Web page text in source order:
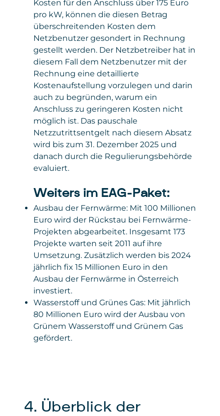
Kosten für den Anschluss über 175 Euro
pro kW, können die diesen Betrag
überschreitenden Kosten dem
Netzbenutzer gesondert in Rechnung
gestellt werden. Der Netzbetreiber hat in
diesem Fall dem Netzbenutzer mit der
Rechnung eine detaillierte
Kostenaufstellung vorzulegen und darin
auch zu begründen, warum ein
Anschluss zu geringeren Kosten nicht
möglich ist. Das pauschale
Netzzutrittsentgelt nach diesem Absatz
wird bis zum 31. Dezember 2025 und
danach durch die Regulierungsbehörde
evaluiert.
Weiters im EAG-Paket:
Ausbau der Fernwärme: Mit 100 Millionen
Euro wird der Rückstau bei Fernwärme-
Projekten abgearbeitet. Insgesamt 173
Projekte warten seit 2011 auf ihre
Umsetzung. Zusätzlich werden bis 2024
jährlich fix 15 Millionen Euro in den
Ausbau der Fernwärme in Österreich
investiert.
Wasserstoff und Grünes Gas: Mit jährlich
80 Millionen Euro wird der Ausbau von
Grünem Wasserstoff und Grünem Gas
gefördert.
4. Überblick der